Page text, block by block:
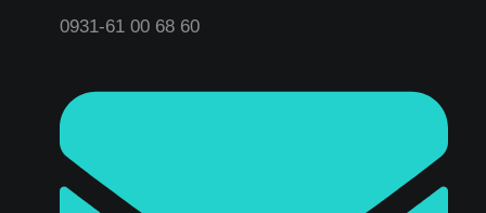
0931-61 00 68 60